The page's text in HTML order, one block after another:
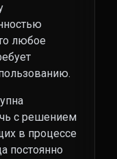
любое
с решением
в процессе
постоянно